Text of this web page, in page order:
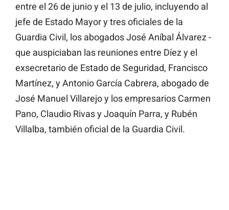
entre el 26 de junio y el 13 de julio, incluyendo al
jefe de Estado Mayor y tres oficiales de la
Guardia Civil, los abogados José Aníbal Álvarez -
que auspiciaban las reuniones entre Díez y el
exsecretario de Estado de Seguridad, Francisco
Martínez, y Antonio García Cabrera, abogado de
José Manuel Villarejo y los empresarios Carmen
Pano, Claudio Rivas y Joaquín Parra, y Rubén
Villalba, también oficial de la Guardia Civil.